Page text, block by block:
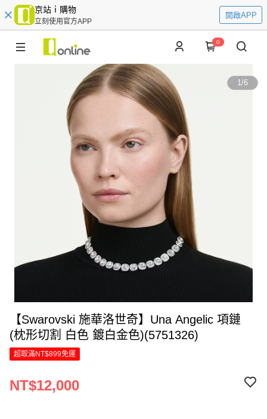
京站ｉ購物
立刻使用官方APP
開啟APP
0
1/6
【Swarovski 施華洛世奇】Una Angelic 項鏈
(枕形切割 白色 鍍白金色)(5751326)
超取滿NT$899免運
NT$12,000